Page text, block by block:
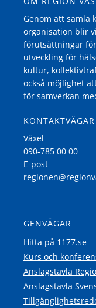
Genom att samla
organisation blir
förutsättningar
utveckling för
kultur,
också möjlighet
för samverkan
KONTAKTVÄGAR
Växel
090-785 00 00
E-post
GENVÄGAR
Hitta på 1177.se
Kurs och
Anslagstavla
Anslagstavla